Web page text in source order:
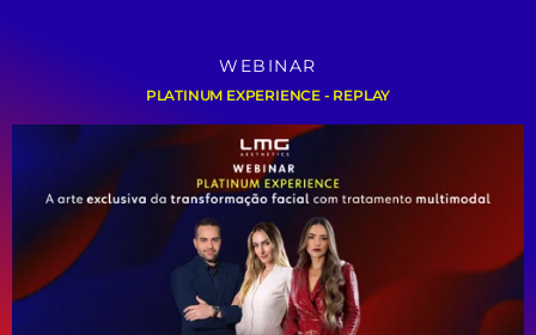
WEBINAR
PLATINUM EXPERIENCE - REPLAY